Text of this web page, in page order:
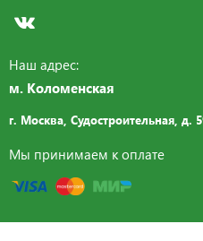
Наш адрес:
м. Коломенская
г. Москва, Судостроительная, д.
Мы принимаем к оплате